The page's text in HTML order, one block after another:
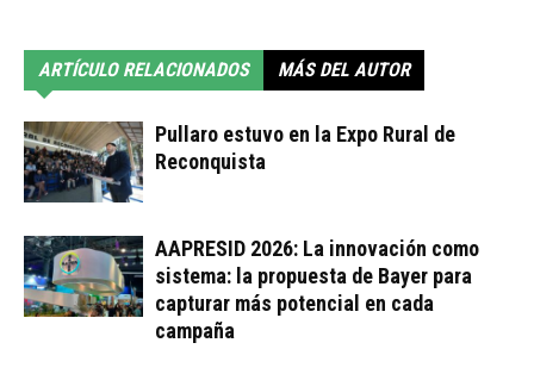
ARTÍCULO RELACIONADOS MÁS DEL AUTOR
Pullaro estuvo en la Expo Rural de
Reconquista
AAPRESID 2026: La innovación como
sistema: la propuesta de Bayer para
capturar más potencial en cada
campaña